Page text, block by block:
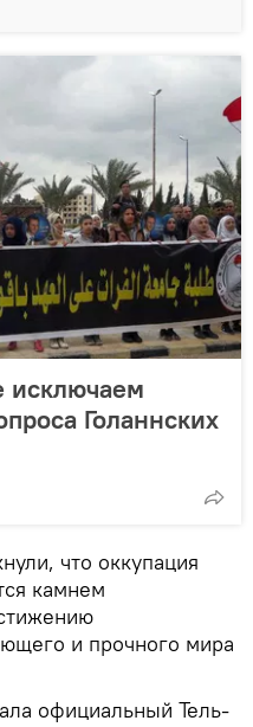
исключаем
Голаннских
что оккупация
камнем
и прочного мира
официальный Тель-